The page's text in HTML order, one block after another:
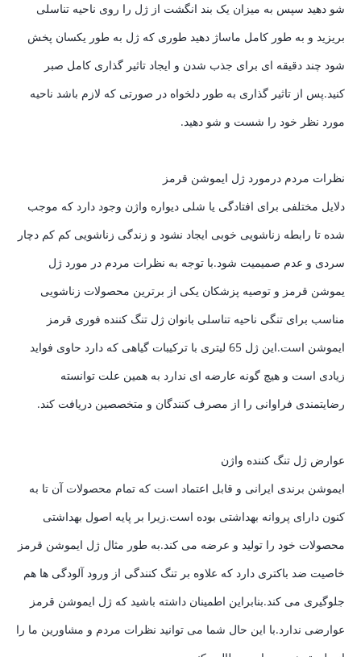
شو دهید سپس به میزان یک بند انگشت از ژل را روی ناحیه تناسلی
بریزید و به طور کامل ماساژ دهید طوری که ژل به طور یکسان پخش
شود چند دقیقه ای برای جذب شدن و ایجاد تاثیر گذاری کامل صبر
کنید.پس از تاثیر گذاری به طور دلخواه در صورتی که لازم باشد ناحیه
مورد نظر خود را شست و شو دهید.
نظرات مردم درمورد ژل ایموشن قرمز
دلایل مختلفی برای افتادگی یا شلی دیواره واژن وجود دارد که موجب
شده تا رابطه زناشویی خوبی ایجاد نشود و زندگی زناشویی کم کم دچار
سردی و عدم صمیمیت شود.با توجه به نظرات مردم در مورد ژل
یموشن قرمز و توصیه پزشکان یکی از برترین محصولات زناشویی
مناسب برای تنگی ناحیه تناسلی بانوان ژل تنگ کننده فوری قرمز
ایموشن است.این ژل 65 لیتری با ترکیبات گیاهی که دارد حاوی فواید
زیادی است و هیچ گونه عارضه ای ندارد به همین علت توانسته
رضایتمندی فراوانی را از مصرف کنندگان و متخصصین دریافت کند.
عوارض ژل تنگ کننده واژن
ایموشن برندی ایرانی و قابل اعتماد است که تمام محصولات آن تا به
کنون دارای پروانه بهداشتی بوده است.زیرا بر پایه اصول بهداشتی
محصولات خود را تولید و عرضه می کند.به طور مثال ژل ایموشن قرمز
خاصیت ضد باکتری دارد که علاوه بر تنگ کنندگی از ورود آلودگی ها هم
جلوگیری می کند.بنابراین اطمینان داشته باشید که ژل ایموشن قرمز
عوارضی ندارد.با این حال شما می توانید نظرات مردم و مشاورین ما را